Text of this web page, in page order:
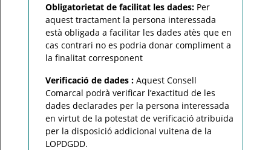
Obligatorietat de facilitat les dades: Per
aquest tractament la persona interessada
està obligada a facilitar les dades atès que en
cas contrari no es podria donar compliment a
la finalitat corresponent
Verificació de dades : Aquest Consell
Comarcal podrà verificar l’exactitud de les
dades declarades per la persona interessada
en virtut de la potestat de verificació atribuïda
per la disposició addicional vuitena de la
LOPDGDD.